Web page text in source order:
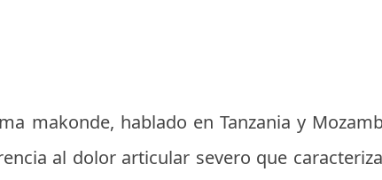
makonde, hablado en Tanzania y
al dolor articular severo que